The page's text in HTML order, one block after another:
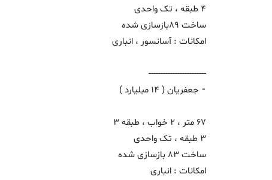
4 طبقه ، تک واحدی
ساخت 89بازسازی شده
امکانات : آسانسور ، انباری
------------------------
⁃ جعفریان ( 14 میلیارد )
67 متر ، 2 خواب ، طبقه 3
3 طبقه ، تک واحدی
ساخت 83 بازسازی شده
امکانات : انباری